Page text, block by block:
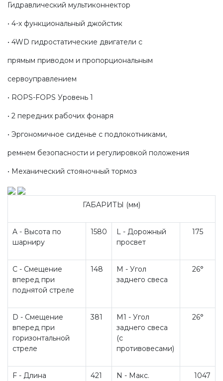
Гидравлический мультиконнектор
• 4-х функциональный джойстик
• 4WD гидростатические двигатели с
прямым приводом и пропорциональным
сервоуправлением
• ROPS-FOPS Уровень 1
• 2 передних рабочих фонаря
• Эргономичное сиденье с подлокотниками,
ремнем безопасности и регулировкой положения
• Механический стояночный тормоз
ГАБАРИТЫ (мм)
A - Высота по
шарниру
1580
L - Дорожный
просвет
175
C - Смещение
вперед при
поднятой стреле
148
M - Угол
заднего свеса
26°
D - Смещение
вперед при
горизонтальной
стреле
381
M1 - Угол
заднего свеса
(с
противовесами)
26°
F - Длина
421
N - Макс.
1047